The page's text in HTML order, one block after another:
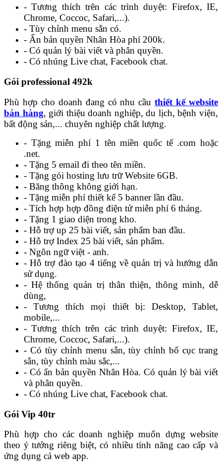
- Tương thích trên các trình duyệt: Firefox, IE,
Chrome, Coccoc, Safari,...).
- Tùy chỉnh menu sẵn có.
- Ẩn bản quyền Nhân Hòa phí 200k.
- Có quản lý bài viết và phân quyền.
- Có nhúng Live chat, Facebook chat.
Gói professional 492k
Phù hợp cho doanh đang có nhu cầuthiết kế website
bán hàng, giới thiệu doanh nghiệp, du lịch, bệnh viện,
bất động sản,... chuyên nghiệp chất lượng.
- Tặng miễn phí 1 tên miền quốc tế .com hoặc
.net.
- Tặng 5 email đi theo tên miền.
- Tặng gói hosting lưu trữ Website 6GB.
- Băng thông không giới hạn.
- Tặng miễn phí thiết kế 5 banner lần đầu.
- Tích hợp hợp đồng điện tử miễn phí 6 tháng.
- Tặng 1 giao diện trong kho.
- Hỗ trợ up 25 bài viết, sản phẩm ban đầu.
- Hỗ trợ Index 25 bài viết, sản phẩm.
- Ngôn ngữ việt - anh.
- Hỗ trợ đào tạo 4 tiếng về quản trị và hướng dẫn
sử dụng.
- Hệ thống quản trị thân thiện, thông minh, dễ
dùng,
- Tương thích mọi thiết bị: Desktop, Tablet,
mobile,...
- Tương thích trên các trình duyệt: Firefox, IE,
Chrome, Coccoc, Safari,...).
- Có tùy chỉnh menu sẵn, tùy chỉnh bố cục trang
sẵn, tùy chỉnh màu sắc,...
- Có ẩn bản quyền Nhân Hòa. Có quản lý bài viết
và phân quyền.
- Có nhúng Live chat, Facebook chat.
Gói Vip 40tr
Phù hợp cho các doanh nghiệp muốn dựng website
theo ý tưởng riêng biệt, có nhiều tính năng cao cấp và
ứng dụng cả web app.